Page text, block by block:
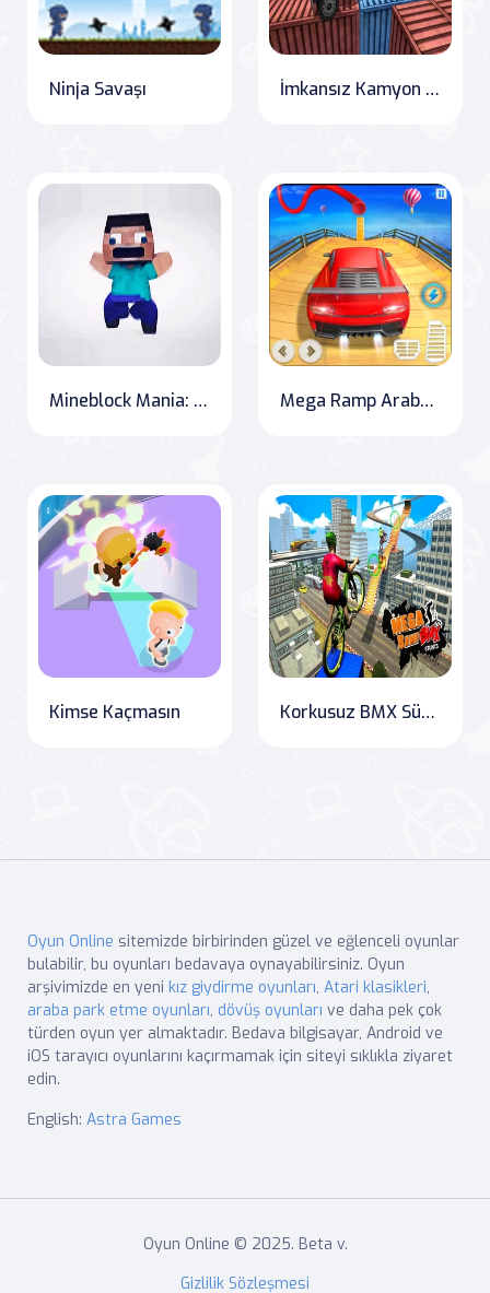
Ninja Savaşı İmkansız Kamyon Yolları Sürme Oyunu
Mineblock Mania: The Adventures of Steve Mega Ramp Araba Yarışı Gösterileri GT 2020
Kimse Kaçmasın Korkusuz BMX Sürücü: İmkansız Akrobasi Yarışı
Oyun Online sitemizde birbirinden güzel ve eğlenceli oyunlar
bulabilir, bu oyunları bedavaya oynayabilirsiniz. Oyun
arşivimizde en yeni kız giydirme oyunları, Atari klasikleri,
araba park etme oyunları, dövüş oyunları ve daha pek çok
türden oyun yer almaktadır. Bedava bilgisayar, Android ve
iOS tarayıcı oyunlarını kaçırmamak için siteyi sıklıkla ziyaret
edin.
English: Astra Games
Oyun Online © 2025. Beta v.
Gizlilik Sözleşmesi